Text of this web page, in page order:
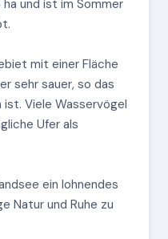
und ist im Sommer
mit einer Fläche
sehr sauer, so das
ist. Viele Wasservögel
Ufer als
ein lohnendes
Natur und Ruhe zu